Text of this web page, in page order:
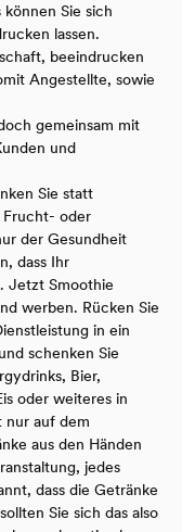
Sie sich
lassen.
beeindrucken
Angestellte, sowie
gemeinsam mit
und
Sie statt
Frucht- oder
der Gesundheit
dass Ihr
Jetzt Smoothie
werben. Rücken Sie
in ein
schenken Sie
Bier,
oder weiteres in
nur auf dem
aus den Händen
jedes
dass die Getränke
Sie sich das also